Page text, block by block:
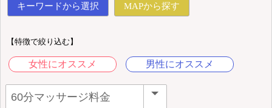
キーワードから選択 MAPから探す
【特徴で絞り込む】
女性にオススメ 男性にオススメ